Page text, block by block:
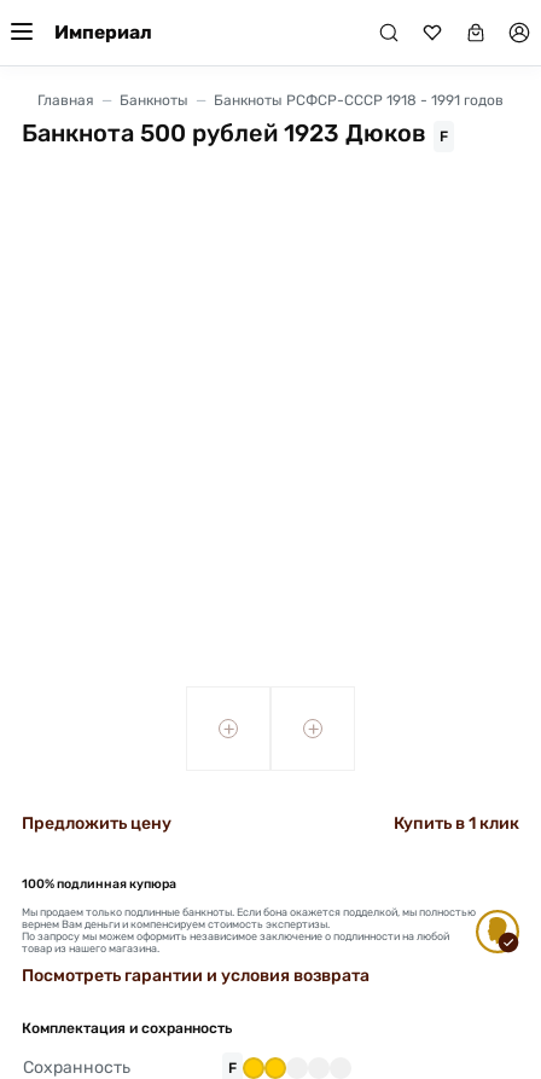
Империал
Главная Банкноты Банкноты РСФСР-СССР 1918 - 1991 годов
Банкнота 500 рублей 1923 Дюков F
+ +
Предложить цену Купить в 1 клик
100% подлинная купюра
Мы продаем только подлинные банкноты. Если бона окажется подделкой, мы полностью
вернем Вам деньги и компенсируем стоимость экспертизы.
По запросу мы можем оформить независимое заключение о подлинности на любой
товар из нашего магазина.
Посмотреть гарантии и условия возврата
Комплектация и сохранность
Сохранность F